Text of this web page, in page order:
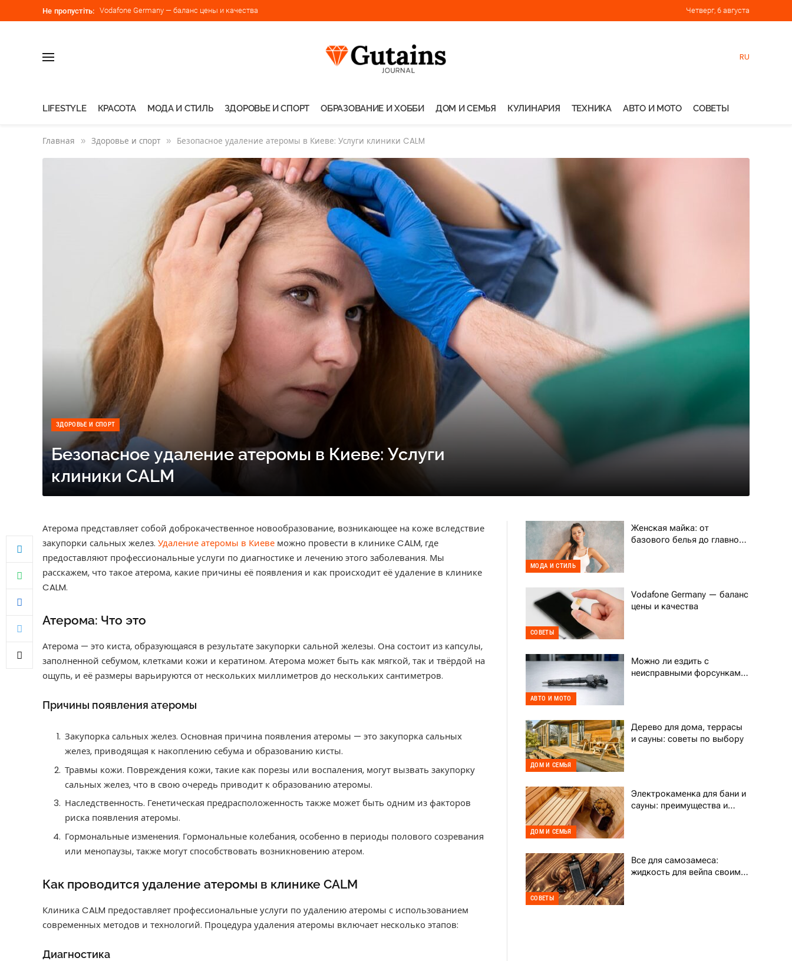
Не пропустіть: Vodafone Germany — баланс цены и качества Четверг, 6 августа
RU
LIFESTYLE КРАСОТА МОДА И СТИЛЬ ЗДОРОВЬЕ И СПОРТ ОБРАЗОВАНИЕ И ХОББИ ДОМ И СЕМЬЯ КУЛИНАРИЯ ТЕХНИКА АВТО И МОТО СОВЕТЫ
Главная » Здоровье и спорт » Безопасное удаление атеромы в Киеве: Услуги клиники CALM
ЗДОРОВЬЕ И СПОРТ
Безопасное удаление атеромы в Киеве: Услуги
клиники CALM
Атерома представляет собой доброкачественное новообразование, возникающее на коже вследствие
закупорки сальных желез. Удаление атеромы в Киеве можно провести в клинике CALM, где
предоставляют профессиональные услуги по диагностике и лечению этого заболевания. Мы
расскажем, что такое атерома, какие причины её появления и как происходит её удаление в клинике
CALM.
Атерома: Что это
Атерома — это киста, образующаяся в результате закупорки сальной железы. Она состоит из капсулы,
заполненной себумом, клетками кожи и кератином. Атерома может быть как мягкой, так и твёрдой на
ощупь, и её размеры варьируются от нескольких миллиметров до нескольких сантиметров.
Причины появления атеромы
Закупорка сальных желез. Основная причина появления атеромы — это закупорка сальных
желез, приводящая к накоплению себума и образованию кисты.
Травмы кожи. Повреждения кожи, такие как порезы или воспаления, могут вызвать закупорку
сальных желез, что в свою очередь приводит к образованию атеромы.
Наследственность. Генетическая предрасположенность также может быть одним из факторов
риска появления атеромы.
Гормональные изменения. Гормональные колебания, особенно в периоды полового созревания
или менопаузы, также могут способствовать возникновению атером.
Как проводится удаление атеромы в клинике CALM
Клиника CALM предоставляет профессиональные услуги по удалению атеромы с использованием
современных методов и технологий. Процедура удаления атеромы включает несколько этапов:
Диагностика
МОДА И СТИЛЬ
Женская майка: от
базового белья до главного
СОВЕТЫ
Vodafone Germany — баланс
цены и качества
АВТО И МОТО
Можно ли ездить с
неисправными форсунками
ДОМ И СЕМЬЯ
Дерево для дома, террасы
и сауны: советы по выбору
ДОМ И СЕМЬЯ
Электрокаменка для бани и
сауны: преимущества и
СОВЕТЫ
Все для самозамеса:
жидкость для вейпа своими